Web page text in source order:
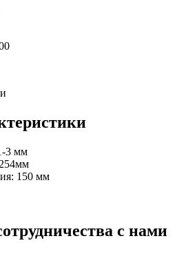
3 мм
254мм
150 мм
с нами